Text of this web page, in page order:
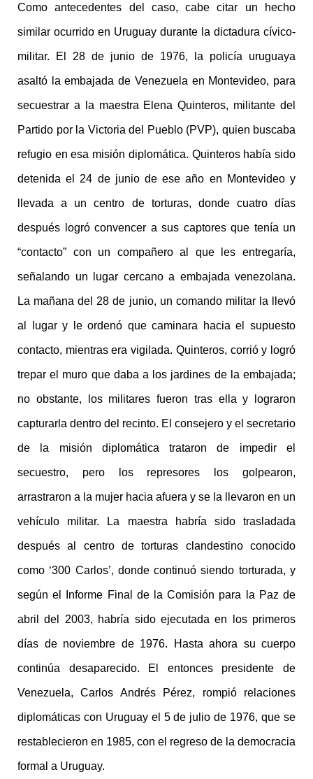
Como antecedentes del caso, cabe citar un hecho
similar ocurrido en Uruguay durante la dictadura cívico-
militar. El 28 de junio de 1976, la policía uruguaya
asaltó la embajada de Venezuela en Montevideo, para
secuestrar a la maestra Elena Quinteros, militante del
Partido por la Victoria del Pueblo (PVP), quien buscaba
refugio en esa misión diplomática. Quinteros había sido
detenida el 24 de junio de ese año en Montevideo y
llevada a un centro de torturas, donde cuatro días
después logró convencer a sus captores que tenía un
“contacto” con un compañero al que les entregaría,
señalando un lugar cercano a embajada venezolana.
La mañana del 28 de junio, un comando militar la llevó
al lugar y le ordenó que caminara hacia el supuesto
contacto, mientras era vigilada. Quinteros, corrió y logró
trepar el muro que daba a los jardines de la embajada;
no obstante, los militares fueron tras ella y lograron
capturarla dentro del recinto. El consejero y el secretario
de la misión diplomática trataron de impedir el
secuestro, pero los represores los golpearon,
arrastraron a la mujer hacia afuera y se la llevaron en un
vehículo militar. La maestra habría sido trasladada
después al centro de torturas clandestino conocido
como ‘300 Carlos’, donde continuó siendo torturada, y
según el Informe Final de la Comisión para la Paz de
abril del 2003, habría sido ejecutada en los primeros
días de noviembre de 1976. Hasta ahora su cuerpo
continúa desaparecido. El entonces presidente de
Venezuela, Carlos Andrés Pérez, rompió relaciones
diplomáticas con Uruguay el 5 de julio de 1976, que se
restablecieron en 1985, con el regreso de la democracia
formal a Uruguay.